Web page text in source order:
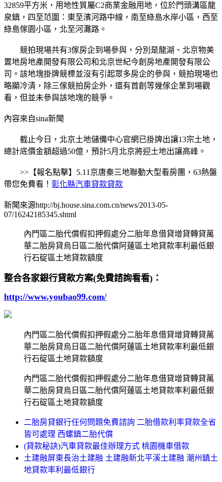
32859平方米，用地性質屬C2商業金融用地，位於門頭溝區龍
泉鎮，四至范圍：東至濱河路中線，南至綠島水岸小區，西至
綠島傢園小區，北至河灘路。
競拍現場共有3傢房企到場參與，分別是龍湖、北京物美
置地房地產開發有限公司和北京世紀今創房地產開發有限公
司。該地塊掛牌競標並沒有引起眾多房企的參與，競拍現場也
略顯冷清，除三傢競拍房企外，還有首創等幾傢企業到場觀
看，但並未參與該地塊的競爭。
內容來自sina新聞
截止今日，北京土地儲備中心官網已掛牌出讓13宗土地，
總計底價金額超過50億，預計5月北京將迎土地出讓高峰。
>>【報名點擊】5.11京唐秦三地聯動大型看房團，63熱盤
帶您免費看！ 彰化縣汽車貸款貸款
新聞來源http://bj.house.sina.com.cn/news/2013-05-
07/16242185345.shtml
內門區二胎代償假扣押假處分二胎年息借貸增貸轉貸萬
華二胎房貸烏日區二胎代償阿蓮區土地貸款率利最低銀
行石碇區土地貸款額度
整合各家銀行貸款方案(免費諮詢看看)：
http://www.youbao99.com/
內門區二胎代償假扣押假處分二胎年息借貸增貸轉貸萬
華二胎房貸烏日區二胎代償阿蓮區土地貸款率利最低銀
行石碇區土地貸款額度
內門區二胎代償假扣押假處分二胎年息借貸增貸轉貸萬
華二胎房貸烏日區二胎代償阿蓮區土地貸款率利最低銀
行石碇區土地貸款額度
二胎房貸銀行任何問題免費諮詢 二胎借款利率貸款全省
皆可處理 西螺鎮二胎代償
(貸款秘訣)汽車貸款最佳辦理方式 桃園機車借款
土建融屏東長治土建融 土建融新北平溪土建融 潮州鎮土
地貸款率利最低銀行